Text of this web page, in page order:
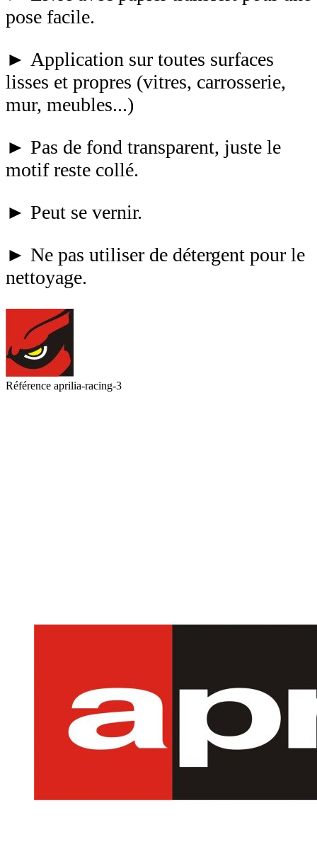
pose facile.
► Application sur toutes surfaces
lisses et propres (vitres, carrosserie,
mur, meubles...)
► Pas de fond transparent, juste le
motif reste collé.
► Peut se vernir.
► Ne pas utiliser de détergent pour le
nettoyage.
Référence aprilia-racing-3